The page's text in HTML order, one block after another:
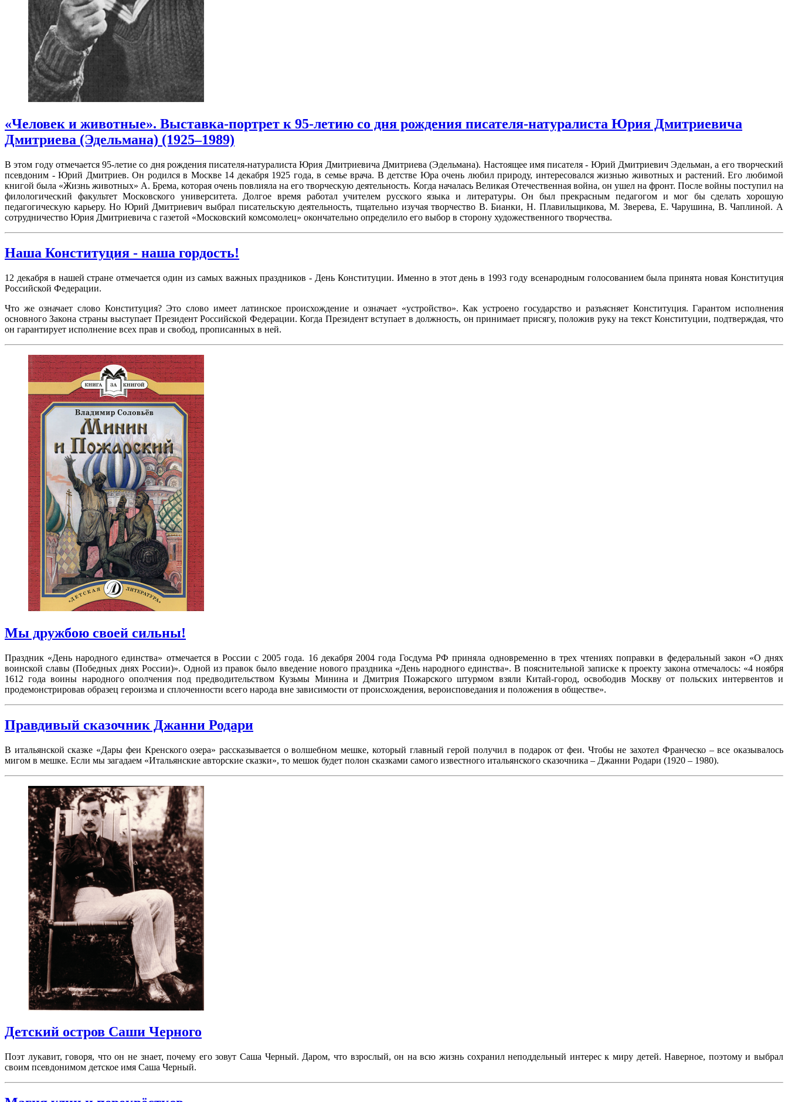
«Человек и животные». Выставка-портрет к 95-летию со дня рождения писателя-натуралиста Юрия Дмитриевича
Дмитриева (Эдельмана) (1925–1989)
В этом году отмечается 95-летие со дня рождения писателя-натуралиста Юрия Дмитриевича Дмитриева (Эдельмана). Настоящее имя писателя - Юрий Дмитриевич Эдельман, а его творческий
псевдоним - Юрий Дмитриев. Он родился в Москве 14 декабря 1925 года, в семье врача. В детстве Юра очень любил природу, интересовался жизнью животных и растений. Его любимой
книгой была «Жизнь животных» А. Брема, которая очень повлияла на его творческую деятельность. Когда началась Великая Отечественная война, он ушел на фронт. После войны поступил на
филологический факультет Московского университета. Долгое время работал учителем русского языка и литературы. Он был прекрасным педагогом и мог бы сделать хорошую
педагогическую карьеру. Но Юрий Дмитриевич выбрал писательскую деятельность, тщательно изучая творчество В. Бианки, Н. Плавильщикова, М. Зверева, Е. Чарушина, В. Чаплиной. А
сотрудничество Юрия Дмитриевича с газетой «Московский комсомолец» окончательно определило его выбор в сторону художественного творчества.
Наша Конституция - наша гордость!
12 декабря в нашей стране отмечается один из самых важных праздников - День Конституции. Именно в этот день в 1993 году всенародным голосованием была принята новая Конституция
Российской Федерации.
Что же означает слово Конституция? Это слово имеет латинское происхождение и означает «устройство». Как устроено государство и разъясняет Конституция. Гарантом исполнения
основного Закона страны выступает Президент Российской Федерации. Когда Президент вступает в должность, он принимает присягу, положив руку на текст Конституции, подтверждая, что
он гарантирует исполнение всех прав и свобод, прописанных в ней.
Мы дружбою своей сильны!
Праздник «День народного единства» отмечается в России с 2005 года. 16 декабря 2004 года Госдума РФ приняла одновременно в трех чтениях поправки в федеральный закон «О днях
воинской славы (Победных днях России)». Одной из правок было введение нового праздника «День народного единства». В пояснительной записке к проекту закона отмечалось: «4 ноября
1612 года воины народного ополчения под предводительством Кузьмы Минина и Дмитрия Пожарского штурмом взяли Китай-город, освободив Москву от польских интервентов и
продемонстрировав образец героизма и сплоченности всего народа вне зависимости от происхождения, вероисповедания и положения в обществе».
Правдивый сказочник Джанни Родари
В итальянской сказке «Дары феи Кренского озера» рассказывается о волшебном мешке, который главный герой получил в подарок от феи. Чтобы не захотел Франческо – все оказывалось
мигом в мешке. Если мы загадаем «Итальянские авторские сказки», то мешок будет полон сказками самого известного итальянского сказочника – Джанни Родари (1920 – 1980).
Детский остров Саши Черного
Поэт лукавит, говоря, что он не знает, почему его зовут Саша Черный. Даром, что взрослый, он на всю жизнь сохранил неподдельный интерес к миру детей. Наверное, поэтому и выбрал
своим псевдонимом детское имя Саша Черный.